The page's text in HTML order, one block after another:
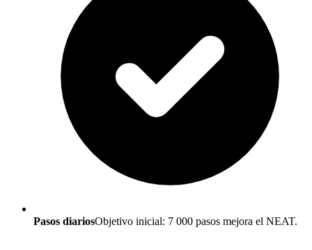
Pasos diariosObjetivo inicial: 7 000 pasos mejora el NEAT.